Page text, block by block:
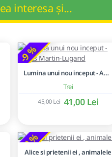
interesa și...
-9 %
Trei
Lumina unui nou inceput - Agnès Martin-Lugand
41,00 Lei
45,00 Lei
-20 %
Alice si prietenii ei , animalele